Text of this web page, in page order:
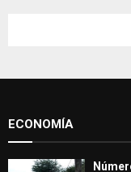
o
ECONOMÍA